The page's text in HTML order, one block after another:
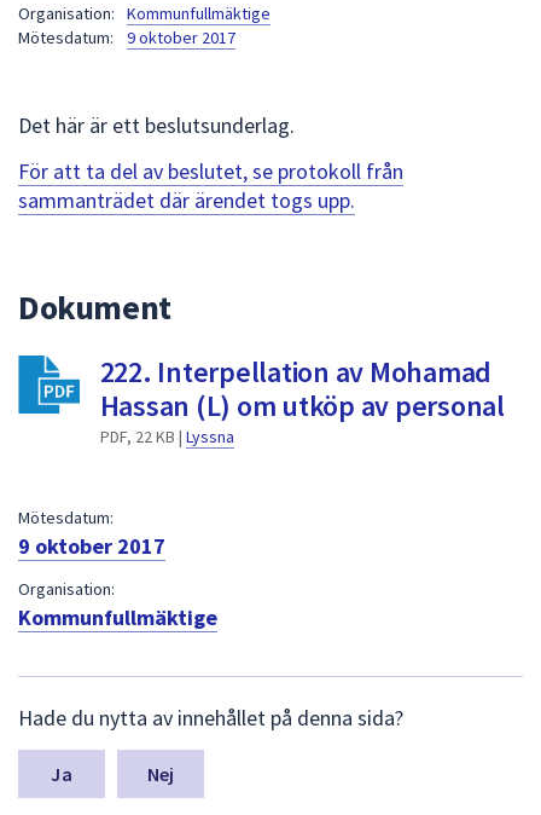
för
att
navigera
för
att
Organisation:
Kommunfullmäktige
Mötesdatum:
9 oktober 2017
Det här är ett beslutsunderlag.
För att ta del av beslutet, se protokoll från
sammanträdet där ärendet togs upp.
Dokument
222. Interpellation av Mohamad
Hassan (L) om utköp av personal
PDF, 22 KB | Lyssna
Mötesdatum:
9 oktober 2017
Organisation:
Kommunfullmäktige
ä
m
a
Hade du nytta av innehållet på denna sida?
Nej